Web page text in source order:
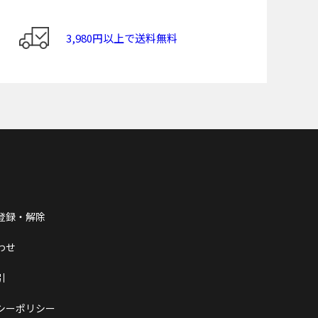
3,980円以上で送料無料
録・解除
せ
ーポリシー